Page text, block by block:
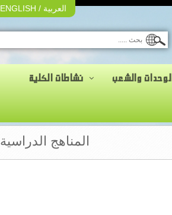
العربية /
ENGLISH
والشعب نشاطات الكلية
المناهج الدراسية